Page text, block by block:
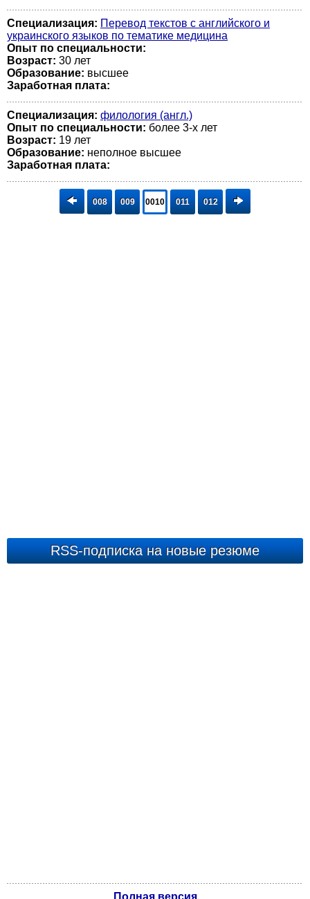
Специализация: Перевод текстов с английского и
украинского языков по тематике медицина
Опыт по специальности:
Возраст: 30 лет
Образование: высшее
Заработная плата:
Специализация: филология (англ.)
Опыт по специальности: более 3-х лет
Возраст: 19 лет
Образование: неполное высшее
Заработная плата:
008 009 0010 011 012
RSS-подписка на новые резюме
Полная версия